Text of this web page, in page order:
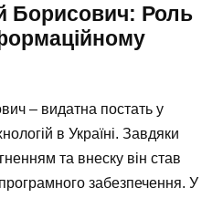
Борисович: Роль
– видатна постать у
в Україні. Завдяки
та внеску він став
програмного забезпечення. У